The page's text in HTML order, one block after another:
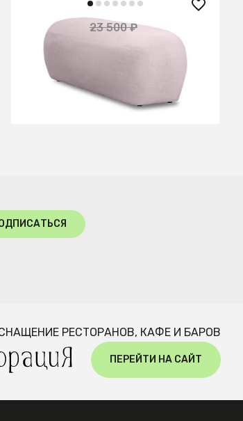
21 150 ₽ 23 500 ₽ — 10%
Банкетка Cupcake
В КОРЗИНУ
РЕСТОРАНОВ, КАФЕ И БАРОВ
ПЕРЕЙТИ НА САЙТ